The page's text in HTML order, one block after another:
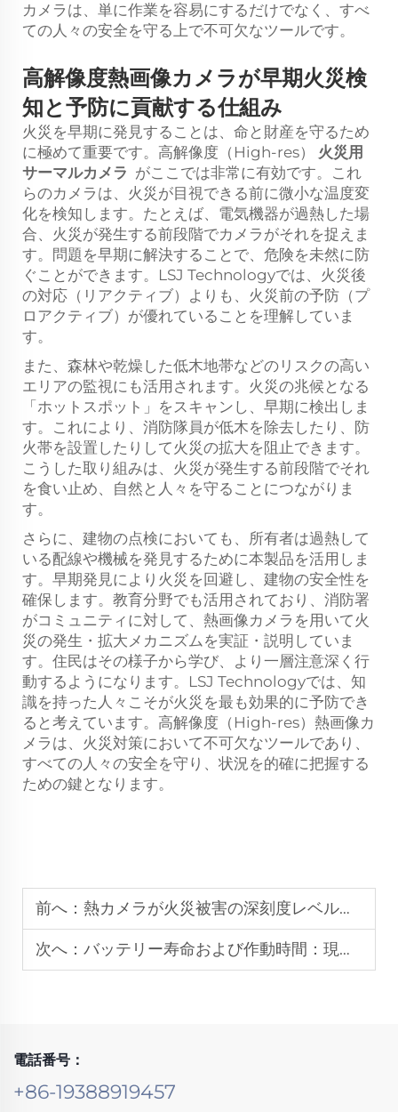
カメラは、単に作業を容易にするだけでなく、すべ
ての人々の安全を守る上で不可欠なツールです。
高解像度熱画像カメラが早期火災検
知と予防に貢献する仕組み
火災を早期に発見することは、命と財産を守るため
に極めて重要です。高解像度（High-res） 火災用
サーマルカメラ がここでは非常に有効です。これ
らのカメラは、火災が目視できる前に微小な温度変
化を検知します。たとえば、電気機器が過熱した場
合、火災が発生する前段階でカメラがそれを捉えま
す。問題を早期に解決することで、危険を未然に防
ぐことができます。LSJ Technologyでは、火災後
の対応（リアクティブ）よりも、火災前の予防（プ
ロアクティブ）が優れていることを理解していま
す。
また、森林や乾燥した低木地帯などのリスクの高い
エリアの監視にも活用されます。火災の兆候となる
「ホットスポット」をスキャンし、早期に検出しま
す。これにより、消防隊員が低木を除去したり、防
火帯を設置したりして火災の拡大を阻止できます。
こうした取り組みは、火災が発生する前段階でそれ
を食い止め、自然と人々を守ることにつながりま
す。
さらに、建物の点検においても、所有者は過熱して
いる配線や機械を発見するために本製品を活用しま
す。早期発見により火災を回避し、建物の安全性を
確保します。教育分野でも活用されており、消防署
がコミュニティに対して、熱画像カメラを用いて火
災の発生・拡大メカニズムを実証・説明していま
す。住民はその様子から学び、より一層注意深く行
動するようになります。LSJ Technologyでは、知
識を持った人々こそが火災を最も効果的に予防でき
ると考えています。高解像度（High-res）熱画像カ
メラは、火災対策において不可欠なツールであり、
すべての人々の安全を守り、状況を的確に把握する
ための鍵となります。
前へ： 熱カメラが火災被害の深刻度レベルを判定する際に果たす役割
次へ： バッテリー寿命および作動時間：現場における生命探査ツールにとっての重要な要素
電話番号：
+86-19388919457